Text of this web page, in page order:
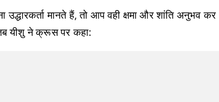
मानते हैं, तो आप वही क्षमा और शांति अनुभव कर
यीशु ने क्रूस पर कहा: